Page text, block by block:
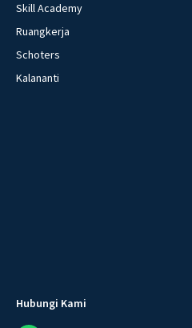
Skill Academy
Ruangkerja
Schoters
Kalananti
Hubungi Kami